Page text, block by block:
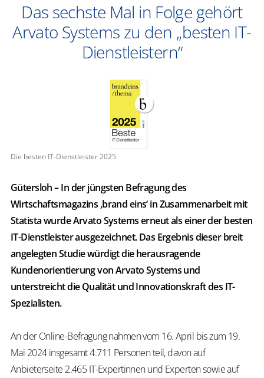
Das sechste Mal in Folge gehört
Arvato Systems zu den „besten IT-
Dienstleistern“
Die besten IT-Dienstleister 2025
Gütersloh – In der jüngsten Befragung des
Wirtschaftsmagazins ‚brand eins‘ in Zusammenarbeit mit
Statista wurde Arvato Systems erneut als einer der besten
IT-Dienstleister ausgezeichnet. Das Ergebnis dieser breit
angelegten Studie würdigt die herausragende
Kundenorientierung von Arvato Systems und
unterstreicht die Qualität und Innovationskraft des IT-
Spezialisten.
An der Online-Befragung nahmen vom 16. April bis zum 19.
Mai 2024 insgesamt 4.711 Personen teil, davon auf
Anbieterseite 2.465 IT-Expertinnen und Experten sowie auf